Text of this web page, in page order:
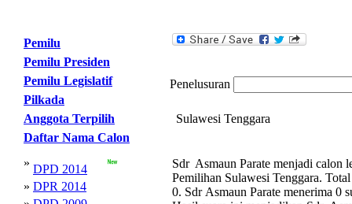
Pemilu
Pemilu Presiden
Pemilu Legislatif
Pilkada
Anggota Terpilih
Daftar Nama Calon
» DPD 2014
» DPR 2014
Penelusuran
Sulawesi Tenggara
Sdr Asmaun Parate menjadi calon
Pemilihan Sulawesi Tenggara.
0. Sdr Asmaun Parate menerima 0